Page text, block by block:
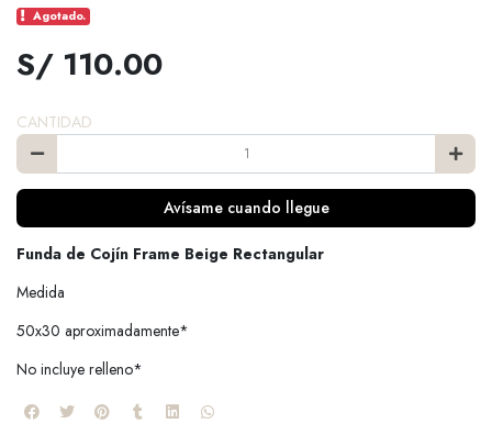
Agotado.
S/ 110.00
CANTIDAD
Avísame cuando llegue
Funda de Cojín Frame Beige Rectangular
Medida
50x30 aproximadamente*
No incluye relleno*